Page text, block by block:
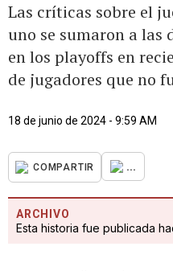
Las críticas sobre el
uno se sumaron a las
en los playoffs en
de jugadores que no
18 de junio de 2024 - 9:59 AM
COMPARTIR ...
ARCHIVO
Esta historia fue publicada